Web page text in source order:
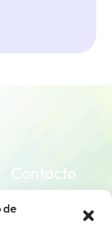
de
Contacto
648 252